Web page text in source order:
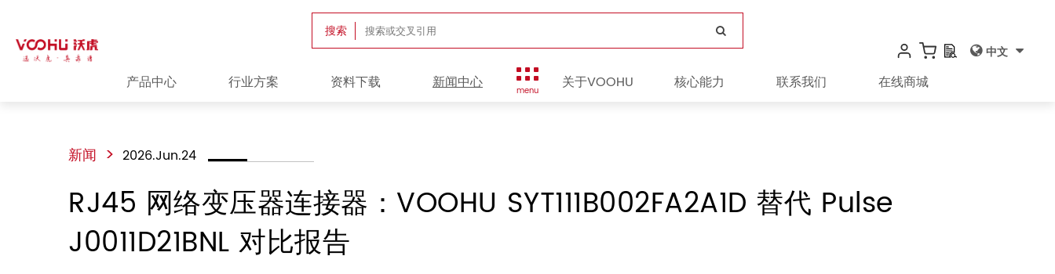
搜索
产品中心 行业方案 资料下载 新闻中心 menu 关于VOOHU 核心能力 联系我们 在线商城
中文
新闻 > 2026.Jun.24
RJ45 网络变压器连接器：VOOHU SYT111B002FA2A1D 替代 Pulse
J0011D21BNL 对比报告